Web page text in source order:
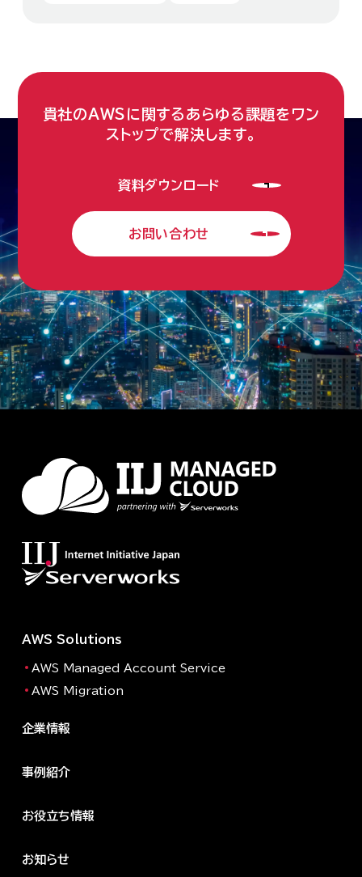
貴社のAWSに関するあらゆる課題をワン
ストップで解決します。
資料ダウンロード
お問い合わせ
AWS Solutions
AWS Managed Account Service
AWS Migration
企業情報
事例紹介
お役立ち情報
お知らせ